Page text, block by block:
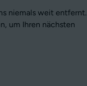
niemals weit entfernt.
um Ihren nächsten